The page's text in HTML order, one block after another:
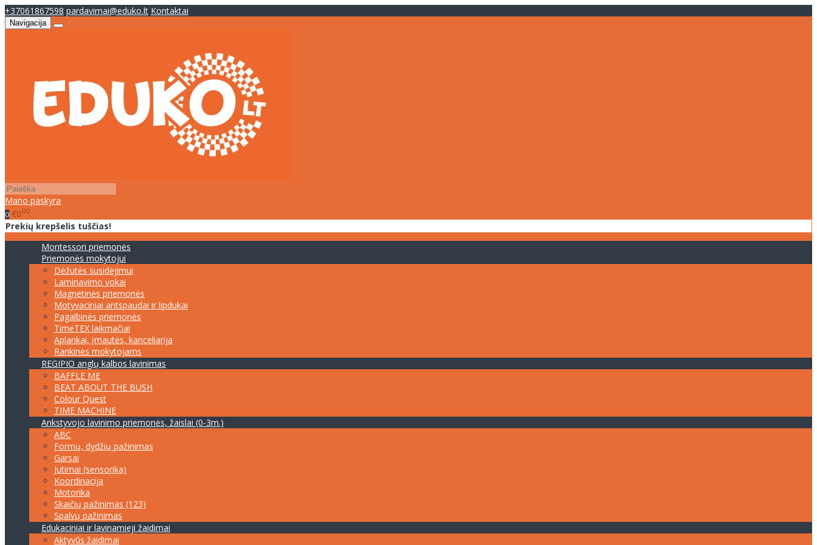
+37061867598 pardavimai@eduko.lt Kontaktai
Navigacija
Mano paskyra
0 €000
Prekių krepšelis tuščias!
Montessori priemonės
Priemonės mokytojui
Dėžutės susidėjimui
Laminavimo vokai
Magnetinės priemonės
Motyvaciniai antspaudai ir lipdukai
Pagalbinės priemonės
TimeTEX laikmačiai
Aplankai, įmautės, kanceliarija
Rankinės mokytojams
REGIPIO anglų kalbos lavinimas
BAFFLE ME
BEAT ABOUT THE BUSH
Colour Quest
TIME MACHINE
Ankstyvojo lavinimo priemonės, žaislai (0-3m.)
ABC
Formų, dydžių pažinimas
Garsai
Jutimai (sensorika)
Koordinacija
Motorika
Skaičių pažinimas (123)
Spalvų pažinimas
Edukaciniai ir lavinamieji žaidimai
Aktyvūs žaidimai